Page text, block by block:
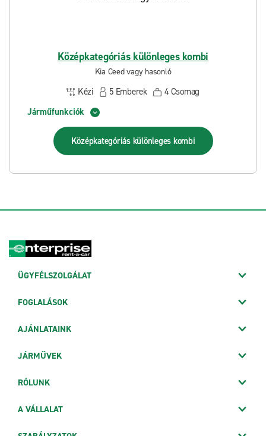
Középkategóriás különleges kombi
Kia Ceed vagy hasonló
Kézi 5 Emberek 4 Csomag
Járműfunkciók
Középkategóriás különleges kombi
ÜGYFÉLSZOLGÁLAT
FOGLALÁSOK
AJÁNLATAINK
JÁRMŰVEK
RÓLUNK
A VÁLLALAT